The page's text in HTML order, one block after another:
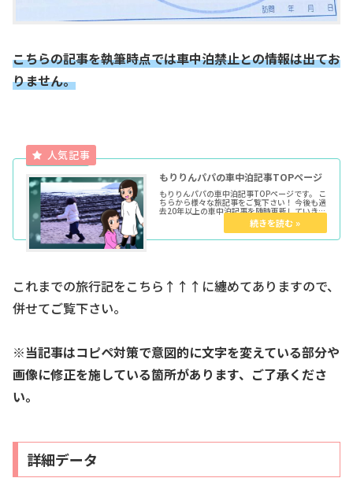
こちらの記事を執筆時点では車中泊禁止との情報は出てお
りません。
もりりんパパの車中泊記事TOPページ
もりりんパパの車中泊記事TOPページです。 こ
ちらから様々な旅記事をご覧下さい！ 今後も過
去20年以上の車中泊記事を随時更新していきま
す。 ★各種トップページはこちらからどうぞ育
児マンガTOP車中泊TOPきょうだい児TOPウー
マンエキサイト...
これまでの旅行記をこちら↑↑↑に纏めてありますので、
併せてご覧下さい。
※当記事はコピペ対策で意図的に文字を変えている部分や
画像に修正を施している箇所があります、ご了承くださ
い。
詳細データ